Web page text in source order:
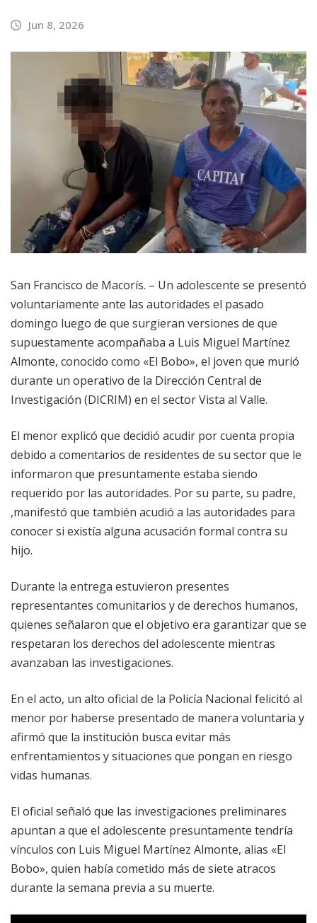
Jun 8, 2026
San Francisco de Macorís. – Un adolescente se presentó
voluntariamente ante las autoridades el pasado
domingo luego de que surgieran versiones de que
supuestamente acompañaba a Luis Miguel Martínez
Almonte, conocido como «El Bobo», el joven que murió
durante un operativo de la Dirección Central de
Investigación (DICRIM) en el sector Vista al Valle.
El menor explicó que decidió acudir por cuenta propia
debido a comentarios de residentes de su sector que le
informaron que presuntamente estaba siendo
requerido por las autoridades. Por su parte, su padre,
,manifestó que también acudió a las autoridades para
conocer si existía alguna acusación formal contra su
hijo.
Durante la entrega estuvieron presentes
representantes comunitarios y de derechos humanos,
quienes señalaron que el objetivo era garantizar que se
respetaran los derechos del adolescente mientras
avanzaban las investigaciones.
En el acto, un alto oficial de la Policía Nacional felicitó al
menor por haberse presentado de manera voluntaria y
afirmó que la institución busca evitar más
enfrentamientos y situaciones que pongan en riesgo
vidas humanas.
El oficial señaló que las investigaciones preliminares
apuntan a que el adolescente presuntamente tendría
vínculos con Luis Miguel Martínez Almonte, alias «El
Bobo», quien había cometido más de siete atracos
durante la semana previa a su muerte.